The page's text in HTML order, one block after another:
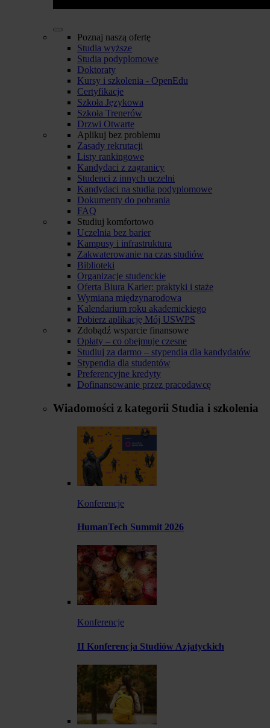
Poznaj naszą ofertę
Studia wyższe
Studia podyplomowe
Doktoraty
Kursy i szkolenia - OpenEdu
Certyfikacje
Szkoła Językowa
Szkoła Trenerów
Drzwi Otwarte
Aplikuj bez problemu
Zasady rekrutacji
Listy rankingowe
Kandydaci z zagranicy
Studenci z innych uczelni
Kandydaci na studia podyplomowe
Dokumenty do pobrania
FAQ
Studiuj komfortowo
Uczelnia bez barier
Kampusy i infrastruktura
Zakwaterowanie na czas studiów
Biblioteki
Organizacje studenckie
Oferta Biura Karier: praktyki i staże
Wymiana międzynarodowa
Kalendarium roku akademickiego
Pobierz aplikację Mój USWPS
Zdobądź wsparcie finansowe
Opłaty – co obejmuje czesne
Studiuj za darmo – stypendia dla kandydatów
Stypendia dla studentów
Preferencyjne kredyty
Dofinansowanie przez pracodawcę
Wiadomości z kategorii Studia i szkolenia
Konferencje
HumanTech Summit 2026
Konferencje
II Konferencja Studiów Azjatyckich